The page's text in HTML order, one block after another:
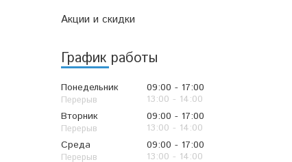
Акции и скидки
График работы
Понедельник 09:00
17:00
13:00
14:00
Вторник
09:00
17:00
13:00
14:00
Среда
09:00
17:00
13:00
14:00